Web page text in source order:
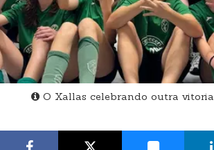
O Xallas celebrando outra vitoria